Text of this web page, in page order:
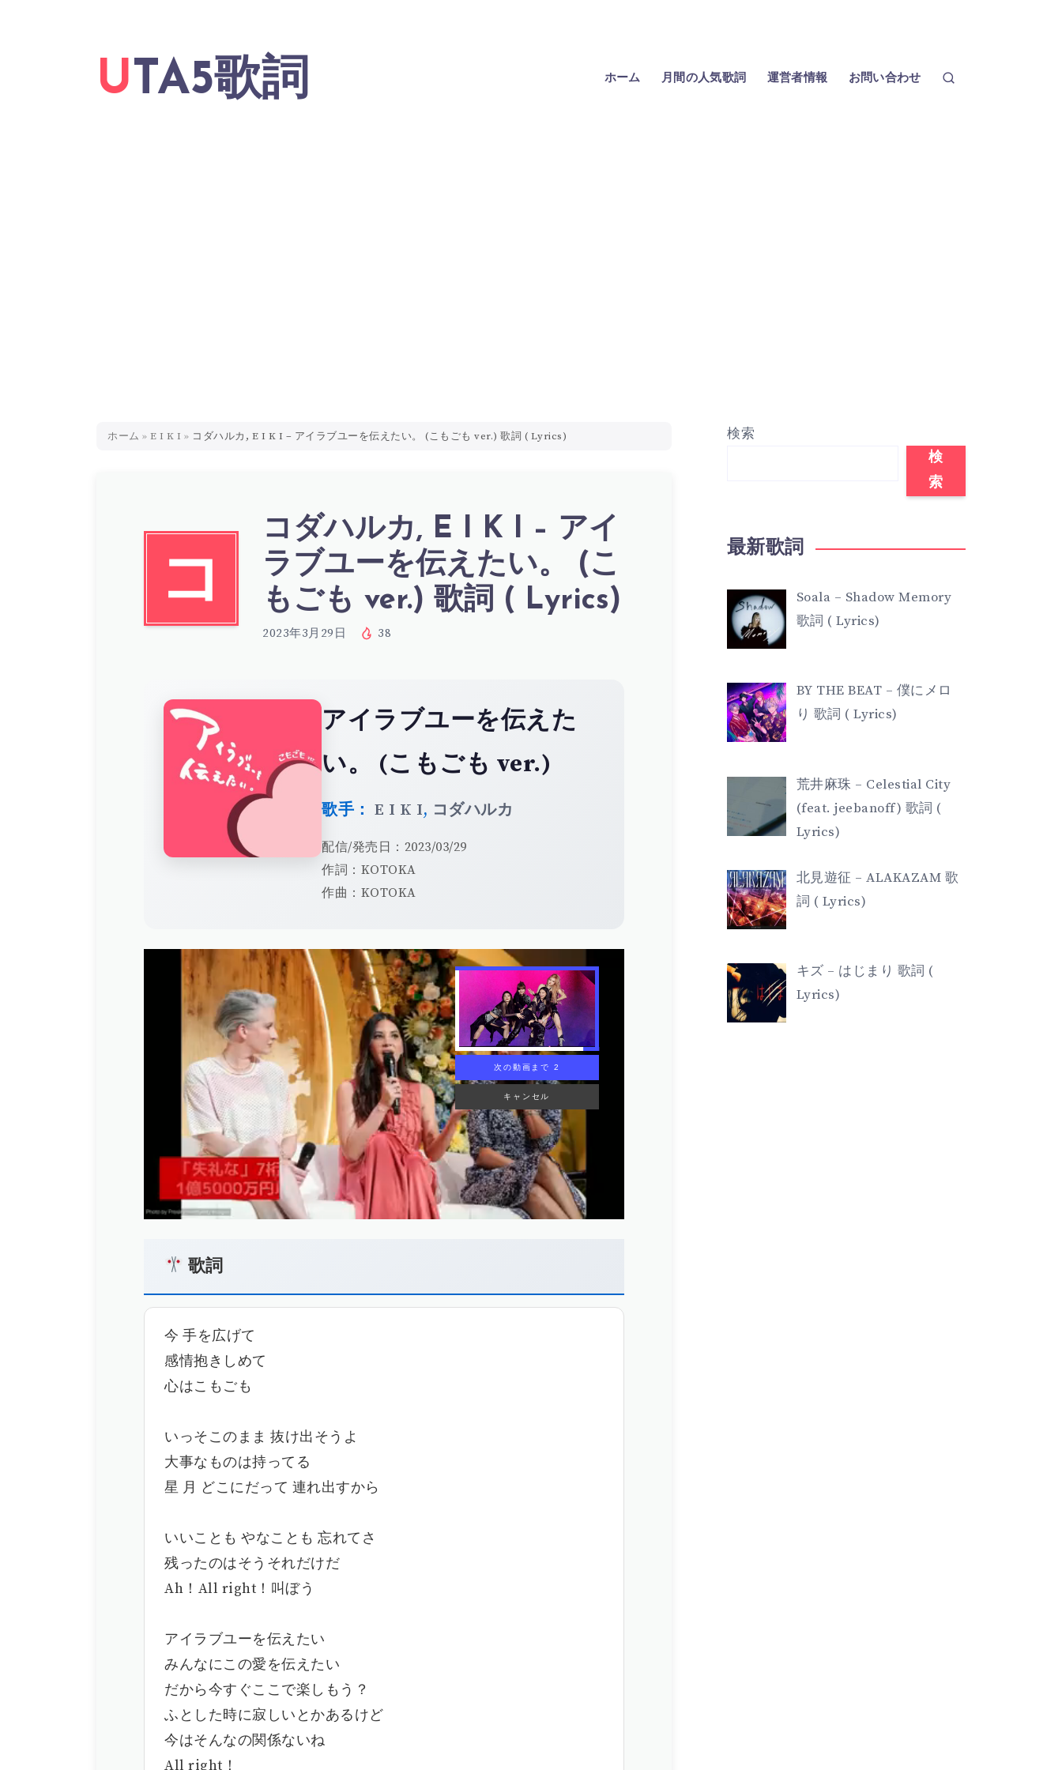
UTA5歌詞 ホーム 月間の人気歌詞 運営者情報 お問い合わせ
ホーム » E I K I » コダハルカ, E I K I – アイラブユーを伝えたい。 (こもごも ver.) 歌詞 ( Lyrics)
コ
コダハルカ, E I K I – アイ
ラブユーを伝えたい。 (こ
もごも ver.) 歌詞 ( Lyrics)
2023年3月29日 38
アイラブユーを伝えた
い。 (こもごも ver.)
歌手： E I K I, コダハルカ
配信/発売日：2023/03/29
作詞：KOTOKA
作曲：KOTOKA
次の動画まで 1
キャンセル
歌詞
今 手を広げて
感情抱きしめて
心はこもごも
いっそこのまま 抜け出そうよ
大事なものは持ってる
星 月 どこにだって 連れ出すから
いいことも やなことも 忘れてさ
残ったのはそうそれだけだ
Ah！All right！叫ぼう
アイラブユーを伝えたい
みんなにこの愛を伝えたい
だから今すぐここで楽しもう？
ふとした時に寂しいとかあるけど
今はそんなの関係ないね
All right！
検索
検
索
最新歌詞
Soala – Shadow Memory
歌詞 ( Lyrics)
BY THE BEAT – 僕にメロ
り 歌詞 ( Lyrics)
荒井麻珠 – Celestial City
(feat. jeebanoff) 歌詞 (
Lyrics)
北見遊征 – ALAKAZAM 歌
詞 ( Lyrics)
キズ – はじまり 歌詞 (
Lyrics)